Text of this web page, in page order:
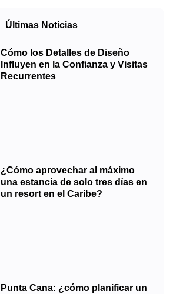
Últimas Noticias
Cómo los Detalles de Diseño
Influyen en la Confianza y Visitas
Recurrentes
¿Cómo aprovechar al máximo
una estancia de solo tres días en
un resort en el Caribe?
Punta Cana: ¿cómo planificar un